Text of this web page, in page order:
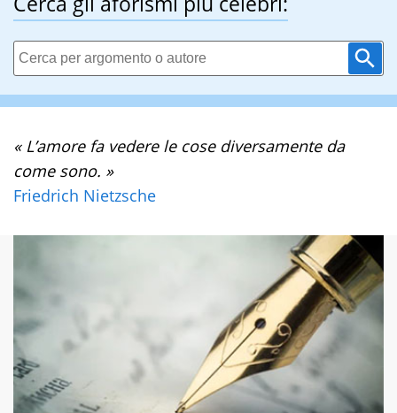
« L’amore fa vedere le cose diversamente da
come sono. »
Friedrich Nietzsche